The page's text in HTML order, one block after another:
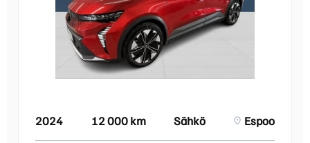
2024 12 000 km Sähkö Espoo